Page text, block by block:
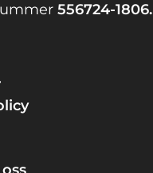
556724-1806.